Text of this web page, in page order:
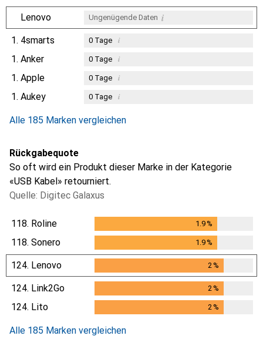
Lenovo Ungenügende Daten i
1. 4smarts 0Tage i
1. Anker 0Tage i
1. Apple 0Tage i
1. Aukey 0Tage i
Alle 185 Marken vergleichen
Rückgabequote
So oft wird ein Produkt dieser Marke in der Kategorie
«USB Kabel» retourniert.
Quelle: Digitec Galaxus
118. Roline 1.9%
118. Sonero 1.9%
124. Lenovo 2 %
124. Link2Go 2 %
124. Lito 2 %
Alle 185 Marken vergleichen